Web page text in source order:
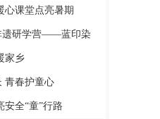
心课堂点亮暑期
遗研学营——蓝印染
家乡
青春护童心
安全“童”行路